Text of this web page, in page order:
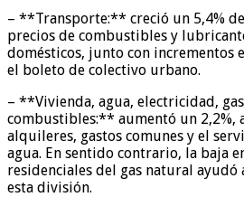
– **Transporte:** creció un 5,4%
precios de combustibles y
domésticos, junto con incrementos
el boleto de colectivo urbano.
– **Vivienda, agua, electricidad,
combustibles:** aumentó un 2,2%,
alquileres, gastos comunes y el
agua. En sentido contrario, la baja
residenciales del gas natural
esta división.